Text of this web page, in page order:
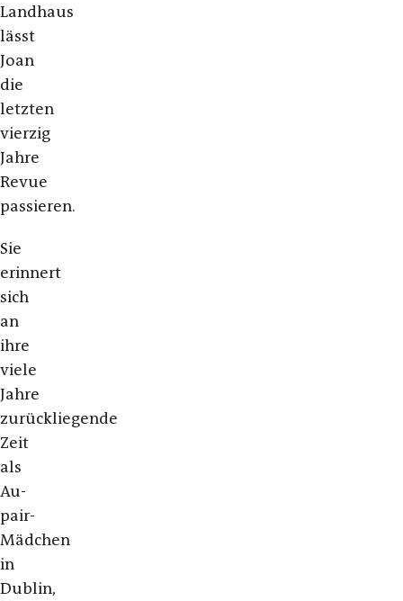
Landhaus
lässt
Joan
die
letzten
vierzig
Jahre
Revue
passieren.
Sie
erinnert
sich
an
ihre
viele
Jahre
zurückliegende
Zeit
als
Au-
pair-
Mädchen
in
Dublin,